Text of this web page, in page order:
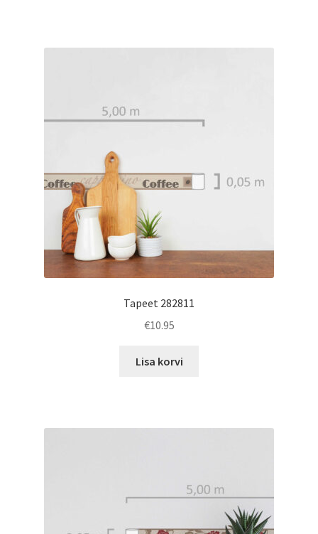
Tapeet 282811
€10.95
Lisa korvi